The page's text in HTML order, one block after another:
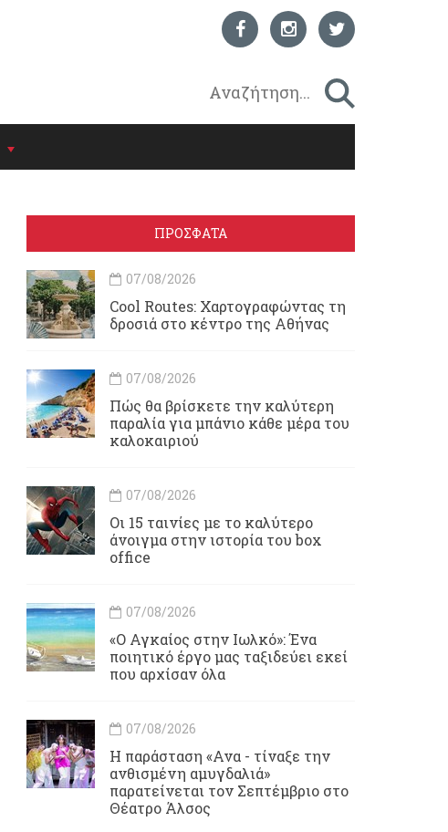
ΠΡΟΣΦΑΤΑ
07/08/2026
Cool Routes: Χαρτογραφώντας τη
δροσιά στο κέντρο της Αθήνας
07/08/2026
Πώς θα βρίσκετε την καλύτερη
παραλία για μπάνιο κάθε μέρα του
καλοκαιριού
07/08/2026
Οι 15 ταινίες με το καλύτερο
άνοιγμα στην ιστορία του box
office
07/08/2026
«Ο Αγκαίος στην Ιωλκό»: Ένα
ποιητικό έργο μας ταξιδεύει εκεί
που αρχίσαν όλα
07/08/2026
Η παράσταση «Ανα - τίναξε την
ανθισμένη αμυγδαλιά»
παρατείνεται τον Σεπτέμβριο στο
Θέατρο Άλσος